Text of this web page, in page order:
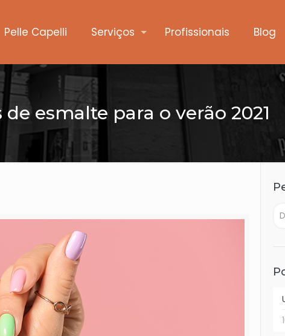
Pelle Capelli Serviços Profissionais Blog
de esmalte para o verão 2021